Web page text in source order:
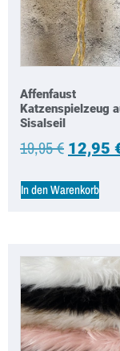
Affenfaust
Katzenspielzeug
Sisalseil
19,95€ 12,95
In den Warenkorb